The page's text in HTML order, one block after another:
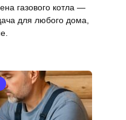
газового котла —
для любого дома,